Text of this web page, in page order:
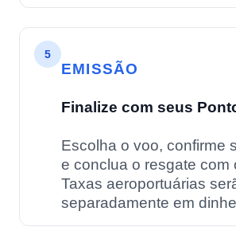
5
EMISSÃO
Finalize com seus
Escolha o voo, confirme
e conclua o resgate com
Taxas aeroportuárias
separadamente em